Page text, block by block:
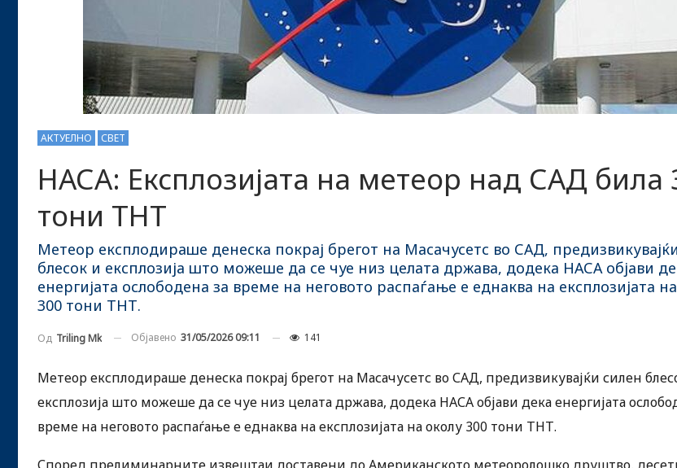
АКТУЕЛНО СВЕТ
НАСА: Експлозијата на метеор над САД била
тони ТНТ
Метеор експлодираше денеска покрај брегот на Масачусетс во САД,
блесок и експлозија што можеше да се чуе низ целата држава, додека НАСА објави
енергијата ослободена за време на неговото распаѓање е еднаква на експлозијата
300 тони ТНТ.
Од Triling Mk Објавено 31/05/2026 09:11 141
Метеор експлодираше денеска покрај брегот на Масачусетс во САД, предизвикувајќи силен
експлозија што можеше да се чуе низ целата држава, додека НАСА објави дека енергијата
време на неговото распаѓање е еднаква на експлозијата на околу 300 тони ТНТ.